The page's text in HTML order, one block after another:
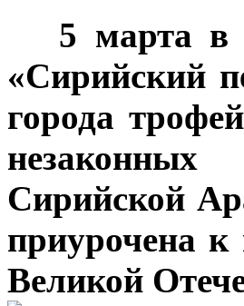
5 марта в
«Сирийский
города
Сирийской
приурочена
Великой